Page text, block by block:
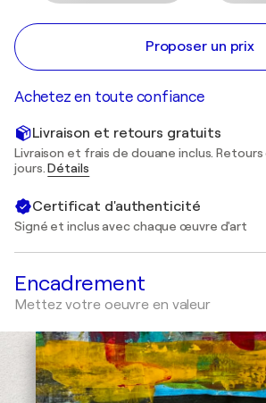
Proposer un prix
Achetez en toute confiance
Livraison et retours gratuits
Livraison et frais de douane inclus.
jours.Détails
Certificat d'authenticité
Signé et inclus avec chaque œuvre d'art
Encadrement
Mettez votre oeuvre en valeur